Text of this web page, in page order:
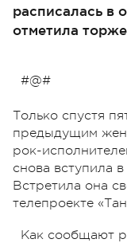
расписалась в
отметила
#@#
Только спустя
предыдущим
рок-
снова вступила
Встретила она
телепроекте
Как сообщают